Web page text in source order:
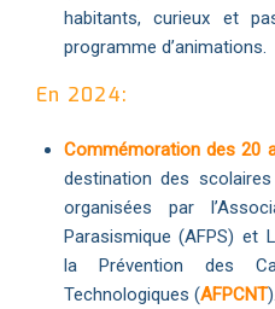
habitants, curieux et
programme d’animations.
En 2024:
Commémoration des 20
destination des
organisées par
Parasismique (AFPS) et
la Prévention des
Technologiques (AFPCNT